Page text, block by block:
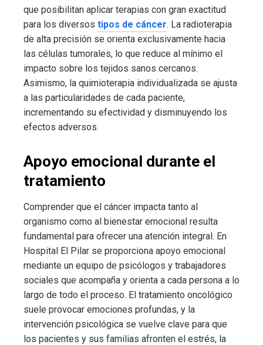
que posibilitan aplicar terapias con gran exactitud
para los diversos tipos de cáncer. La radioterapia
de alta precisión se orienta exclusivamente hacia
las células tumorales, lo que reduce al mínimo el
impacto sobre los tejidos sanos cercanos.
Asimismo, la quimioterapia individualizada se ajusta
a las particularidades de cada paciente,
incrementando su efectividad y disminuyendo los
efectos adversos.
Apoyo emocional durante el
tratamiento
Comprender que el cáncer impacta tanto al
organismo como al bienestar emocional resulta
fundamental para ofrecer una atención integral. En
Hospital El Pilar se proporciona apoyo emocional
mediante un equipo de psicólogos y trabajadores
sociales que acompaña y orienta a cada persona a lo
largo de todo el proceso. El tratamiento oncológico
suele provocar emociones profundas, y la
intervención psicológica se vuelve clave para que
los pacientes y sus familias afronten el estrés, la